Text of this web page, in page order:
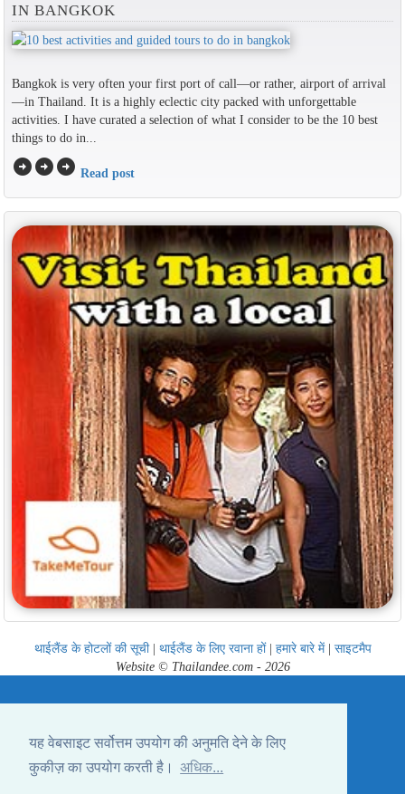
यह वेबसाइट सर्वोत्तम उपयोग की अनुमति देने के लिए
कुकीज़ का उपयोग करती है।
अधिक...
IN BANGKOK
Bangkok is very often your first port of call—or rather, airport of arrival
—in Thailand. It is a highly eclectic city packed with unforgettable
activities. I have curated a selection of what I consider to be the 10 best
things to do in...
arrow_circle_rightarrow_circle_rightarrow_circle_right Read post
थाईलैंड के होटलों की सूची| थाईलैंड के लिए रवाना हों| हमारे बारे में| साइटमैप
Website © Thailandee.com - 2026